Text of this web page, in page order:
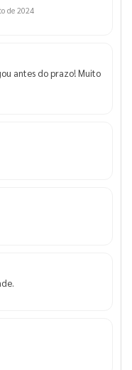
de 2024
antes do prazo! Muito